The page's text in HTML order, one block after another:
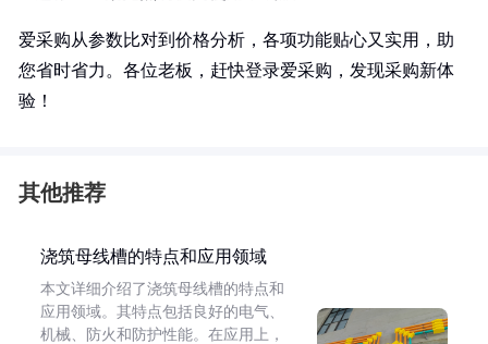
爱采购从参数比对到价格分析，各项功能贴心又实用，助
您省时省力。各位老板，赶快登录爱采购，发现采购新体
验！
其他推荐
浇筑母线槽的特点和应用领域
本文详细介绍了浇筑母线槽的特点和
应用领域。其特点包括良好的电气、
机械、防火和防护性能。在应用上，